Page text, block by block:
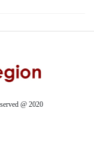
@ 2020